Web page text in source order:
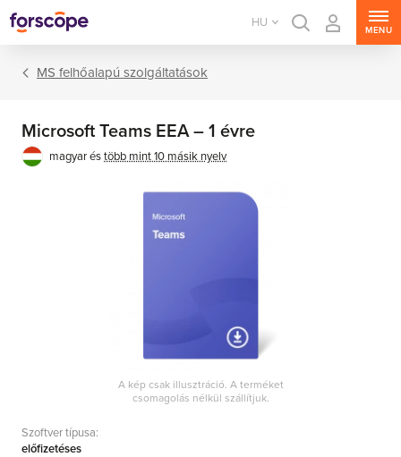
HU
MENU
MS felhőalapú szolgáltatások
Microsoft Teams EEA – 1 évre
magyar éstöbb mint 10 másik nyelv
A kép csak illusztráció. A terméket
csomagolás nélkül szállítjuk.
Szoftver típusa:
előfizetéses